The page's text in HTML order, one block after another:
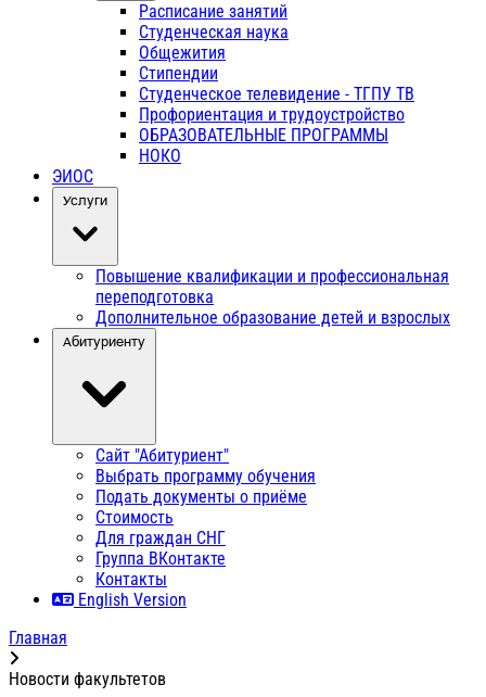
Расписание занятий
Студенческая наука
Общежития
Стипендии
Студенческое телевидение - ТГПУ ТВ
Профориентация и трудоустройство
ОБРАЗОВАТЕЛЬНЫЕ ПРОГРАММЫ
НОКО
ЭИОС
Услуги
Повышение квалификации и профессиональная
переподготовка
Дополнительное образование детей и взрослых
Абитуриенту
Сайт "Абитуриент"
Выбрать программу обучения
Подать документы о приёме
Стоимость
Для граждан СНГ
Группа ВКонтакте
Контакты
English Version
Главная
Новости факультетов